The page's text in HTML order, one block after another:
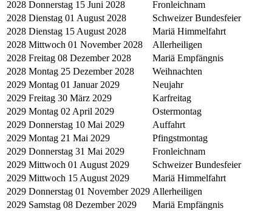
2028 Donnerstag 15 Juni 2028
Fronleichnam
2028 Dienstag 01 August 2028
Schweizer Bundesfeier
2028 Dienstag 15 August 2028
Mariä Himmelfahrt
2028 Mittwoch 01 November 2028
Allerheiligen
2028 Freitag 08 Dezember 2028
Mariä Empfängnis
2028 Montag 25 Dezember 2028
Weihnachten
2029 Montag 01 Januar 2029
Neujahr
2029 Freitag 30 März 2029
Karfreitag
2029 Montag 02 April 2029
Ostermontag
2029 Donnerstag 10 Mai 2029
Auffahrt
2029 Montag 21 Mai 2029
Pfingstmontag
2029 Donnerstag 31 Mai 2029
Fronleichnam
2029 Mittwoch 01 August 2029
Schweizer Bundesfeier
2029 Mittwoch 15 August 2029
Mariä Himmelfahrt
2029 Donnerstag 01 November 2029 Allerheiligen
2029 Samstag 08 Dezember 2029
Mariä Empfängnis